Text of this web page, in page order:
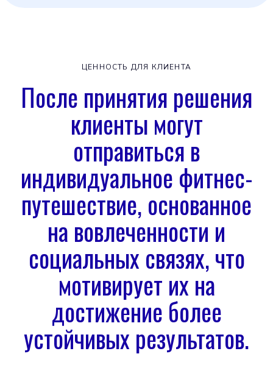
ЦЕННОСТЬ ДЛЯ КЛИЕНТА
После принятия решения
клиенты могут
отправиться в
индивидуальное фитнес-
путешествие, основанное
на вовлеченности и
социальных связях, что
мотивирует их на
достижение более
устойчивых результатов.